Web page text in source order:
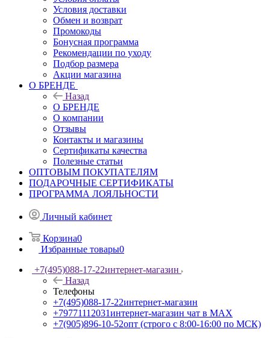
Условия доставки
Обмен и возврат
Промокоды
Бонусная программа
Рекомендации по уходу
Подбор размера
Акции магазина
О БРЕНДЕ
Назад
О БРЕНДЕ
О компании
Отзывы
Контакты и магазины
Сертификаты качества
Полезные статьи
ОПТОВЫМ ПОКУПАТЕЛЯМ
ПОДАРОЧНЫЕ СЕРТИФИКАТЫ
ПРОГРАММА ЛОЯЛЬНОСТИ
Личный кабинет
Корзина0
Избранные товары0
+7(495)088-17-22интернет-магазин
Назад
Телефоны
+7(495)088-17-22интернет-магазин
+79771112031интернет-магазин чат в MAX
+7(905)896-10-52опт (строго с 8:00-16:00 по МСК)